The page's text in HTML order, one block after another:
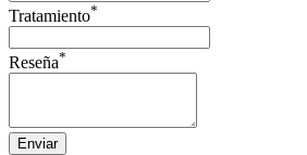
Tratamiento*
Reseña*
Enviar